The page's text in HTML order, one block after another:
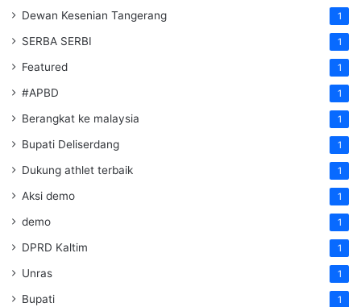
Dewan Kesenian Tangerang 1
SERBA SERBI 1
Featured 1
#APBD 1
Berangkat ke malaysia 1
Bupati Deliserdang 1
Dukung athlet terbaik 1
Aksi demo 1
demo 1
DPRD Kaltim 1
Unras 1
Bupati 1